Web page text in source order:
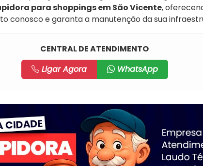
para shoppings em São Vicente,
conosco e garanta a manutenção da sua
CENTRAL DE ATENDIMENTO
Ligar Agora
WhatsApp